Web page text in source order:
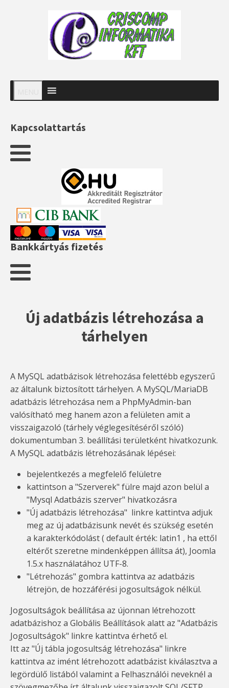
Kapcsolattartás
Bankkártyás fizetés
Új adatbázis létrehozása a
tárhelyen
A MySQL adatbázisok létrehozása felettébb egyszerű
az általunk biztosított tárhelyen. A MySQL/MariaDB
adatbázis létrehozása nem a PhpMyAdmin-ban
valósítható meg hanem azon a felületen amit a
visszaigazoló (tárhely véglegesítéséről szóló)
dokumentumban 3. beállítási területként hivatkozunk.
A MySQL adatbázis létrehozásának lépései:
bejelentkezés a megfelelő felületre
kattintson a "Szerverek" fülre majd azon belül a
"Mysql Adatbázis szerver" hivatkozásra
"Új adatbázis létrehozása" linkre kattintva adjuk
meg az új adatbázisunk nevét és szükség esetén
a karakterkódolást ( default érték: latin1 , ha ettől
eltérőt szeretne mindenképpen állítsa át), Joomla
1.5.x használatához UTF-8.
"Létrehozás" gombra kattintva az adatbázis
létrejön, de hozzáférési jogosultságok nélkül.
Jogosultságok beállítása az újonnan létrehozott
adatbázishoz a Globális Beállítások alatt az "Adatbázis
Jogosultságok" linkre kattintva érhető el.
Itt az "Új tábla jogosultság létrehozása" linkre
kattintva az imént létrehozott adatbázist kiválasztva a
legördülő listából valamint a Felhasználói neveknél a